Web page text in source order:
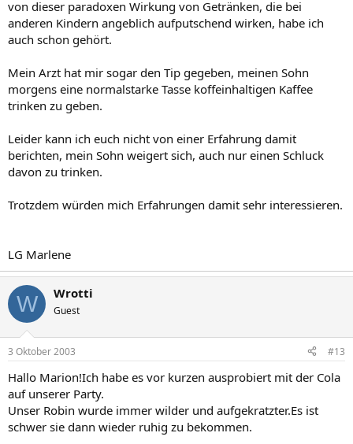
von dieser paradoxen Wirkung von Getränken, die bei
anderen Kindern angeblich aufputschend wirken, habe ich
auch schon gehört.
Mein Arzt hat mir sogar den Tip gegeben, meinen Sohn
morgens eine normalstarke Tasse koffeinhaltigen Kaffee
trinken zu geben.
Leider kann ich euch nicht von einer Erfahrung damit
berichten, mein Sohn weigert sich, auch nur einen Schluck
davon zu trinken.
Trotzdem würden mich Erfahrungen damit sehr interessieren.
LG Marlene
W Wrotti
Guest
3 Oktober 2003 #13
Hallo Marion!Ich habe es vor kurzen ausprobiert mit der Cola
auf unserer Party.
Unser Robin wurde immer wilder und aufgekratzter.Es ist
schwer sie dann wieder ruhig zu bekommen.